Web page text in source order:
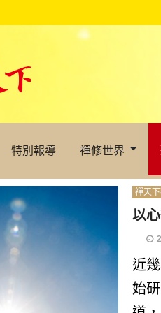
特別報導 禪修世界
禪天
以
近
始